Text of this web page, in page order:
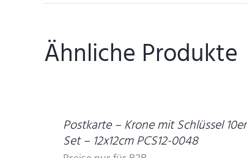
Ähnliche Produkte
Postkarte – Krone mit Schlüssel 10er
Set – 12x12cm PCS12-0048